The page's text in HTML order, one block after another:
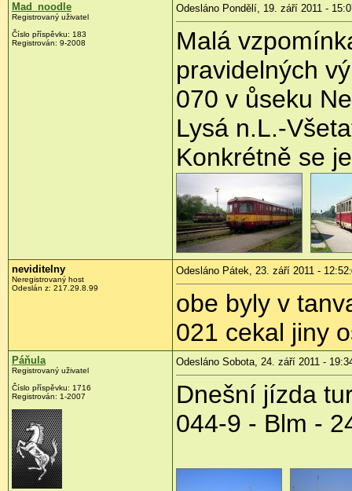
Mad_noodle
Registrovaný uživatel
Číslo příspěvku: 183
Registrován: 9-2008
Odesláno Pondělí, 19. září 2011 -
Malá
pravidelných
070 v ůseku
Lysá n.L.-
Konkrétně se
neviditelny
Neregistrovaný host
Odeslán z: 217.29.8.99
Odesláno Pátek, 23. září 2011 - 12:52
obe byly v
021 cekal jiny
Páňula
Registrovaný uživatel
Číslo příspěvku: 1716
Registrován: 1-2007
Odesláno Sobota, 24. září 2011 -
Dnešní jízda
044-9 - Blm -